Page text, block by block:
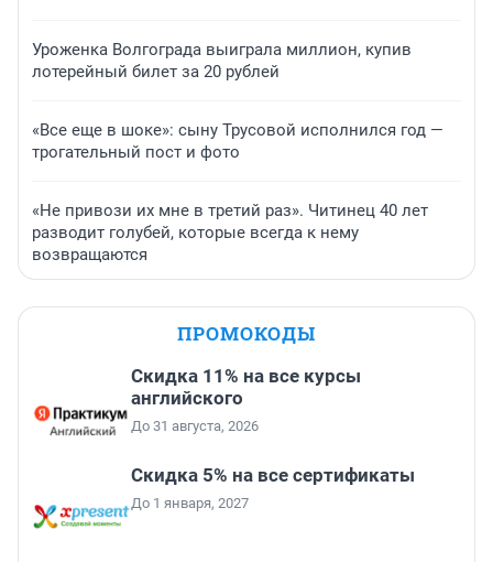
Уроженка Волгограда выиграла миллион, купив
лотерейный билет за 20 рублей
«Все еще в шоке»: сыну Трусовой исполнился год —
трогательный пост и фото
«Не привози их мне в третий раз». Читинец 40 лет
разводит голубей, которые всегда к нему
возвращаются
ПРОМОКОДЫ
Скидка 11% на все курсы
английского
До 31 августа, 2026
Скидка 5% на все сертификаты
До 1 января, 2027